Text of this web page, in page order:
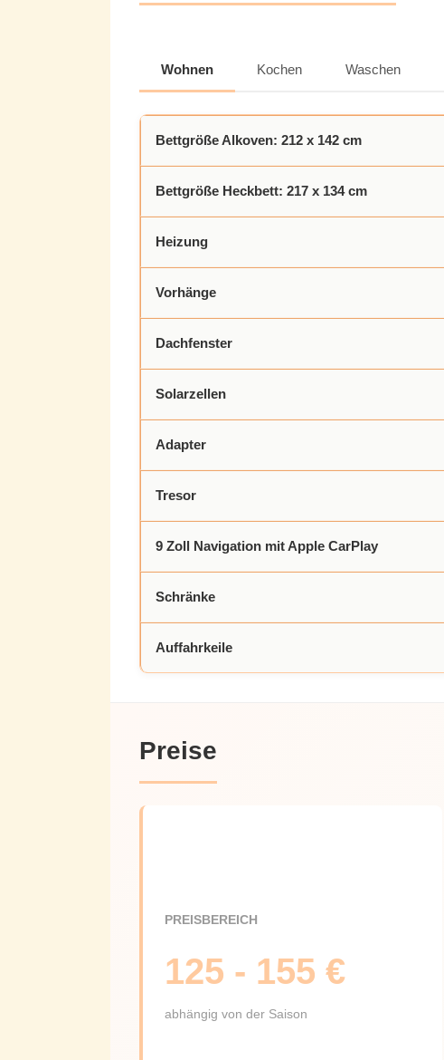
Wohnen Kochen Waschen
Bettgröße Alkoven: 212 x 142 cm
Bettgröße Heckbett: 217 x 134 cm
Heizung
Vorhänge
Dachfenster
Solarzellen
Adapter
Tresor
9 Zoll Navigation mit Apple CarPlay
Schränke
Auffahrkeile
Preise
PREISBEREICH
125 - 155 €
abhängig von der Saison